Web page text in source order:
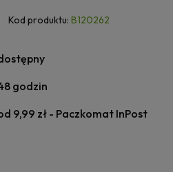
Kod produktu: B120262
godzin
9,99 zł- Paczkomat InPost